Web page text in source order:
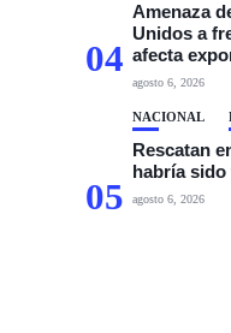
04
Amenaza
Unidos a
afecta
agosto 6, 2026
05
NACIONAL
Rescatan
habría
agosto 6, 2026